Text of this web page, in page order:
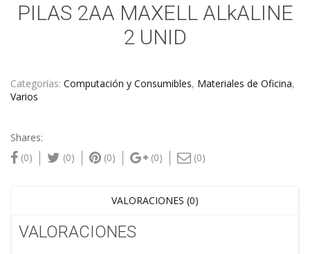
PILAS 2AA MAXELL ALkALINE
2 UNID
Categorías: Computación y Consumibles, Materiales de Oficina,
Varios
Shares:
(0)
(0) (0) (0) (0)
VALORACIONES (0)
VALORACIONES